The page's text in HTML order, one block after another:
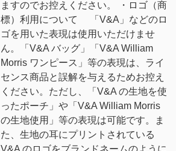
ますのでお控えください。 ・ロゴ（商
標）利用について 「V&A」などのロ
ゴを用いた表現は使用いただけませ
ん。「V&A バッグ」「V&A William
Morris ワンピース」等の表現は、ライ
センス商品と誤解を与えるためお控え
ください。ただし、「V&A の生地を使
ったポーチ」や「V&A William Morris
の生地使用」等の表現は可能です。ま
た、生地の耳にプリントされている